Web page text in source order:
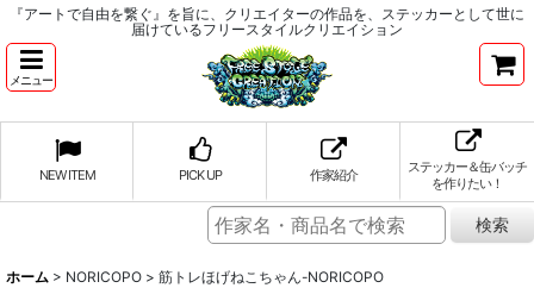
『アートで自由を繋ぐ』を旨に、クリエイターの作品を、ステッカーとして世に
届けているフリースタイルクリエイション
メニュー
NEW ITEM PICK UP 作家紹介
ステッカー＆缶バッチ
を作りたい！
ホーム > NORICOPO > 筋トレほげねこちゃん-NORICOPO